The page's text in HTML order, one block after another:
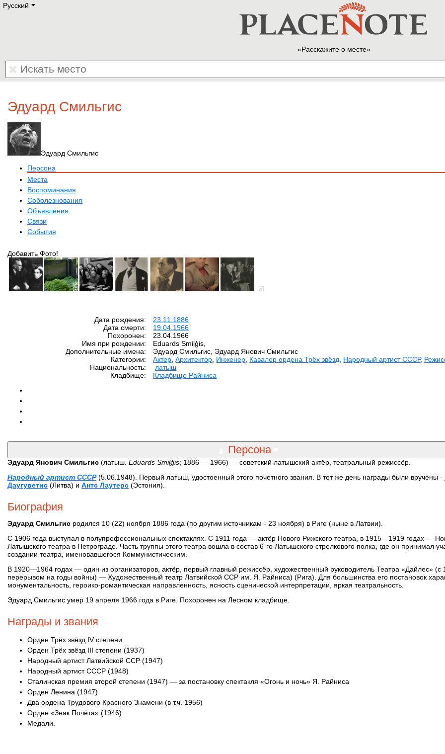
Русский E
Deutsch
Polski
Hebrew
Расскажите о месте
Эдуард Смильгис
Эдуард Смильгис
Персона
Места
Воспоминания
Соболезнования
Объявления
Связи
События
Добавить Фото!
Дата рождения:
23.11.1886
Дата смерти:
19.04.1966
Похоронен:
23.04.1966
Имя при рождении:
Eduards Smiļģis,
Дополнительные имена:
Эдуард Смильгис, Эдуард Янович Смильгис
Категории:
Актер ,Архитектор Инженер Кавалер ордена Трёх звёзд Народный артист СССР,
Национальность:
латыш
Кладбище:
Кладбище Райниса
Персона
Эдуард Янович Смильгис (латыш. Eduards Smiļģis; 1886 — 1966) — советский латышский актёр, театральный режиссёр.
Народный артист СССР(5.06.1948). Первый латыш, удостоенный этого почетного звания. В тот же день награды были вручены -
Даугуветис (Литва) и Антс Лаутерс (Эстония).
Биография
Эдуард Смильгис родился 10 (22) ноября 1886 года (по другим источникам - 23 ноября) в Риге (ныне в Латвии).
С 1906 года выступал в полупрофессиональных спектаклях. С 1911 года — актёр Нового Рижского театра, в 1915—1919 годах —
Латышского театра в Петрограде. Часть труппы этого театра вошла в состав 6-го Латышского стрелкового полка, где он принимал
создании театра, именовавшегося Коммунистическим.
В 1920—1964 годах — один из организаторов, актёр, первый главный режиссёр, художественный руководитель Театра «Дайлес» (с
перерывом на годы войны) — Художественный театр Латвийской ССР им. Я. Райниса) (Рига). Для большинства его постановок
монументальность, героико-романтическая направленность, ясность сценической интерпретации, яркая театральность.
Эдуард Смильгис умер 19 апреля 1966 года в Риге. Похоронен на Лесном кладбище.
Награды и звания
Орден Трёх звёзд IV степени
Орден Трёх звёзд III степени (1937)
Народный артист Латвийской ССР (1947)
Народный артист СССР (1948)
Сталинская премия второй степени (1947) — за постановку спектакля «Огонь и ночь» Я. Райниса
Орден Ленина (1947)
Два ордена Трудового Красного Знамени (в т.ч. 1956)
Орден «Знак Почёта» (1946)
Медали.